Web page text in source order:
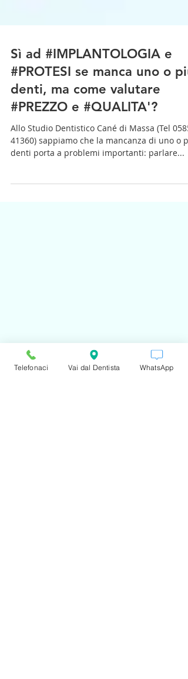
Sì ad #IMPLANTOLOGIA e
#PROTESI se manca uno o più
denti, ma come valutare
#PREZZO e #QUALITA'?
Allo Studio Dentistico Cané di Massa (Tel
Telefonaci Vai dal Dentista WhatsApp